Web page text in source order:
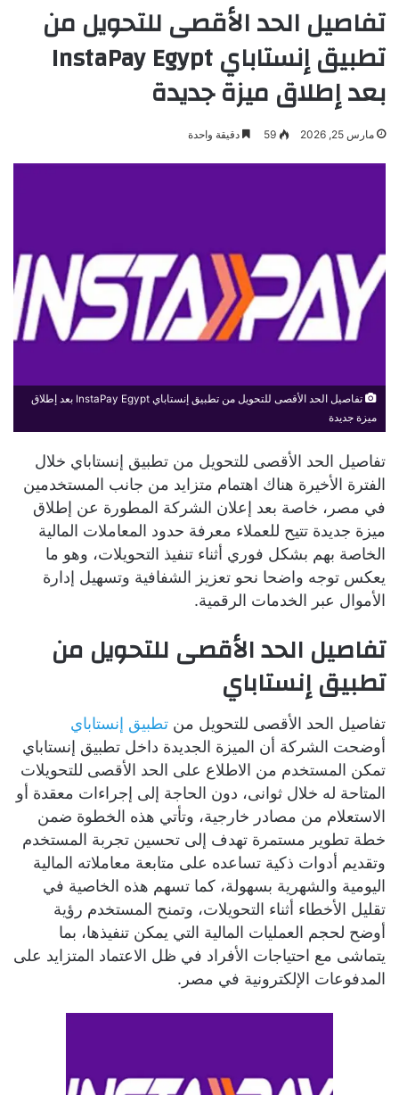
تفاصيل الحد الأقصى للتحويل من
تطبيق إنستاباي InstaPay Egypt
بعد إطلاق ميزة جديدة
مارس 25, 2026 59 دقيقة واحدة
تفاصيل الحد الأقصى للتحويل من تطبيق إنستاباي InstaPay Egypt بعد إطلاق
ميزة جديدة
تفاصيل الحد الأقصى للتحويل من تطبيق إنستاباي خلال
الفترة الأخيرة هناك اهتمام متزايد من جانب المستخدمين
في مصر، خاصة بعد إعلان الشركة المطورة عن إطلاق
ميزة جديدة تتيح للعملاء معرفة حدود المعاملات المالية
الخاصة بهم بشكل فوري أثناء تنفيذ التحويلات، وهو ما
يعكس توجه واضحا نحو تعزيز الشفافية وتسهيل إدارة
الأموال عبر الخدمات الرقمية.
تفاصيل الحد الأقصى للتحويل من
تطبيق إنستاباي
تفاصيل الحد الأقصى للتحويل من تطبيق إنستاباي
أوضحت الشركة أن الميزة الجديدة داخل تطبيق إنستاباي
تمكن المستخدم من الاطلاع على الحد الأقصى للتحويلات
المتاحة له خلال ثوانى، دون الحاجة إلى إجراءات معقدة أو
الاستعلام من مصادر خارجية، وتأتي هذه الخطوة ضمن
خطة تطوير مستمرة تهدف إلى تحسين تجربة المستخدم
وتقديم أدوات ذكية تساعده على متابعة معاملاته المالية
اليومية والشهرية بسهولة، كما تسهم هذه الخاصية في
تقليل الأخطاء أثناء التحويلات، وتمنح المستخدم رؤية
أوضح لحجم العمليات المالية التي يمكن تنفيذها، بما
يتماشى مع احتياجات الأفراد في ظل الاعتماد المتزايد على
المدفوعات الإلكترونية في مصر.